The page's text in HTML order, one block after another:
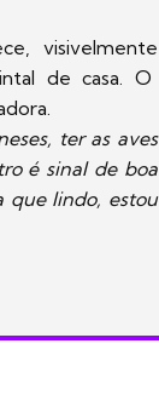
visivelmente
de casa. O
ter as aves
é sinal de boa
que lindo, estou